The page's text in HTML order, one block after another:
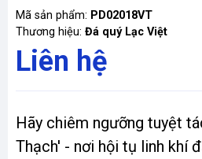
Mã sản phẩm: PD02018VT
Thương hiệu: Đá quý Lạc Việt
Liên hệ
Hãy chiêm ngưỡng tuyệt
Thạch' - nơi hội tụ linh khí